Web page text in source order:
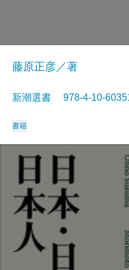
藤原正彦／著
新潮選書 978-4-10-
書籍